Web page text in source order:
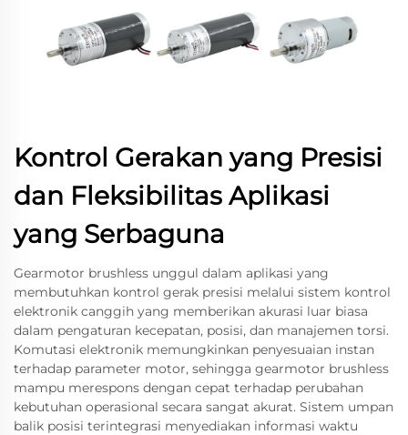
Kontrol Gerakan yang Presisi
dan Fleksibilitas Aplikasi
yang Serbaguna
Gearmotor brushless unggul dalam aplikasi yang
membutuhkan kontrol gerak presisi melalui sistem kontrol
elektronik canggih yang memberikan akurasi luar biasa
dalam pengaturan kecepatan, posisi, dan manajemen torsi.
Komutasi elektronik memungkinkan penyesuaian instan
terhadap parameter motor, sehingga gearmotor brushless
mampu merespons dengan cepat terhadap perubahan
kebutuhan operasional secara sangat akurat. Sistem umpan
balik posisi terintegrasi menyediakan informasi waktu